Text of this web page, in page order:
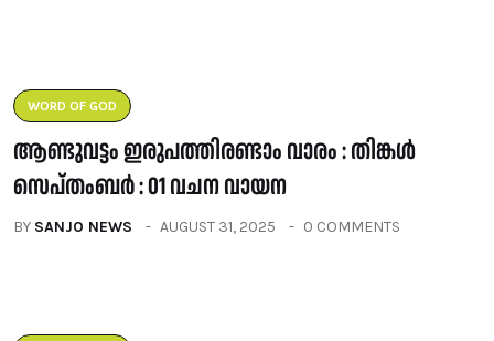
WORD OF GOD
ആണ്ടുവട്ടം ഇരുപത്തിരണ്ടാം വാരം : തിങ്കൾ
സെപ്തംബർ : 01 വചന വായന
BY SANJO NEWS AUGUST 31, 2025 0 COMMENTS